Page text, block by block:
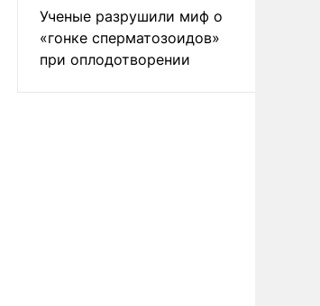
Ученые разрушили миф о
«гонке сперматозоидов»
при оплодотворении